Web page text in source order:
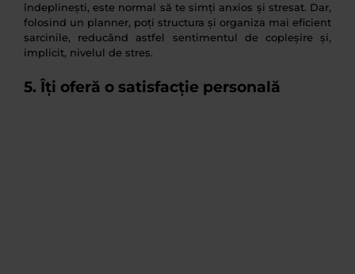
îndeplinești, este normal să te simți anxios și stresat. Dar,
folosind un planner, poți structura și organiza mai eficient
sarcinile, reducând astfel sentimentul de copleșire și,
implicit, nivelul de stres.
5. Îți oferă o satisfacție personală